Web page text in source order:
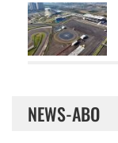
NEWS-ABO